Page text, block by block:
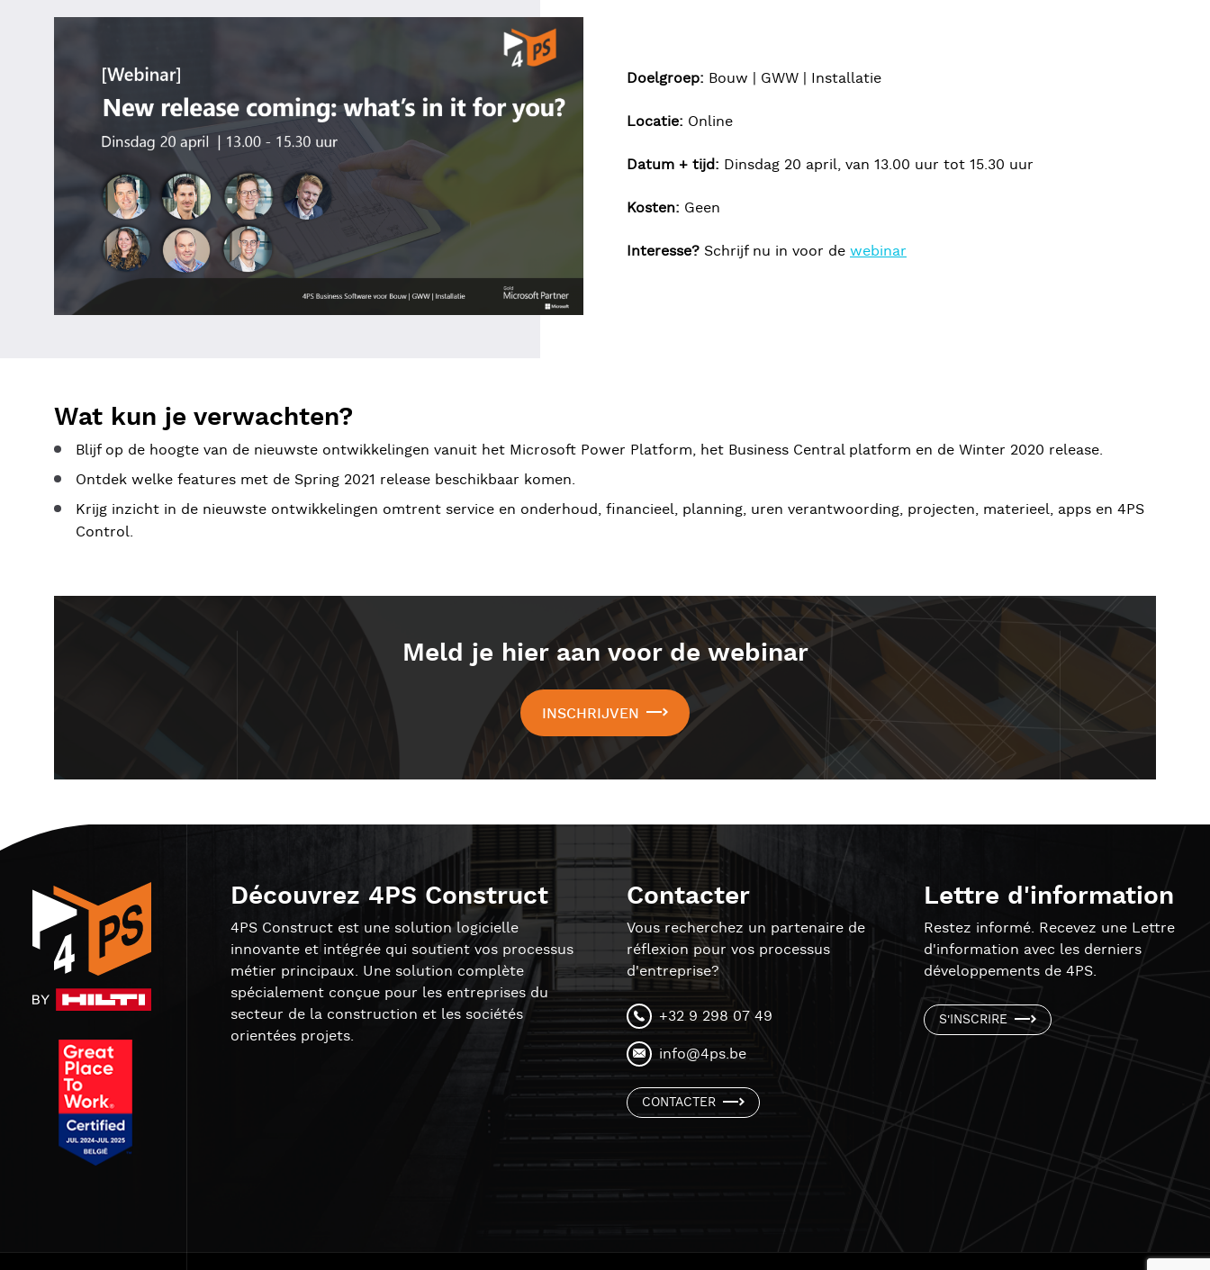
Doelgroep: Bouw | GWW | Installatie
Locatie: Online
Datum + tijd: Dinsdag 20 april, van 13.00 uur tot 15.30 uur
Kosten: Geen
Interesse? Schrijf nu in voor de webinar
Wat kun je verwachten?
Blijf op de hoogte van de nieuwste ontwikkelingen vanuit het Microsoft Power Platform, het Business Central platform en de Winter 2020 release.
Ontdek welke features met de Spring 2021 release beschikbaar komen.
Krijg inzicht in de nieuwste ontwikkelingen omtrent service en onderhoud, financieel, planning, uren verantwoording, projecten, materieel, apps en 4PS
Control.
Meld je hier aan voor de webinar
INSCHRIJVEN
Découvrez 4PS Construct
4PS Construct est une solution logicielle
innovante et intégrée qui soutient vos processus
métier principaux. Une solution complète
spécialement conçue pour les entreprises du
secteur de la construction et les sociétés
orientées projets.
Contacter
Vous recherchez un partenaire de
réflexion pour vos processus
d'entreprise?
+32 9 298 07 49
info@4ps.be
CONTACTER
Lettre d'information
Restez informé. Recevez une Lettre
d'information avec les derniers
développements de 4PS.
S'INSCRIRE